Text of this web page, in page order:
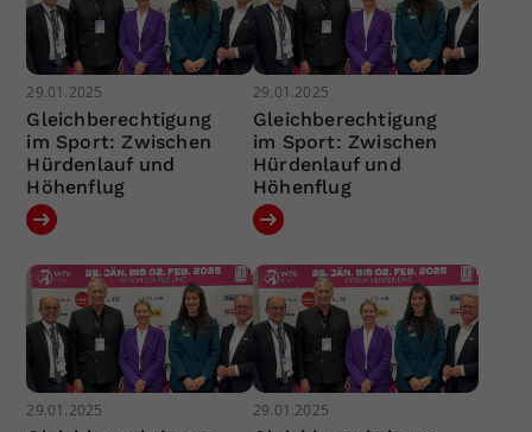
29.01.2025
Gleichberechtigung
im Sport: Zwischen
Hürdenlauf und
Höhenflug
29.01.2025
Gleichberechtigung
im Sport: Zwischen
Hürdenlauf und
Höhenflug
29.01.2025 29.01.2025